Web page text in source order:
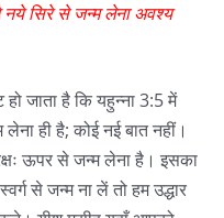
सिरे से जन्म लेना अवश्य
जाता है कि यहुन्ना 3:5 में
ही है; कोई नई बात नहीं।
ऊपर से जन्म लेना है। इसका
से जन्म ना लें तो हम उद्धार